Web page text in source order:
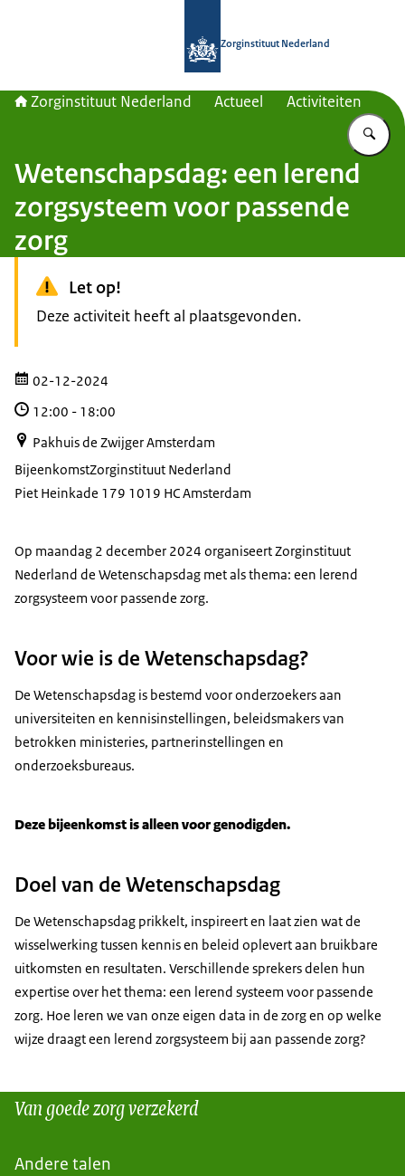
Zorginstituut Nederland
Zorginstituut Nederland Actueel Activiteiten
Wetenschapsdag: een lerend
zorgsysteem voor passende
zorg
Let op!
Deze activiteit heeft al plaatsgevonden.
02-12-2024
12:00 - 18:00
Pakhuis de Zwijger Amsterdam
BijeenkomstZorginstituut Nederland
Piet Heinkade 179 1019 HC Amsterdam
Op maandag 2 december 2024 organiseert Zorginstituut
Nederland de Wetenschapsdag met als thema: een lerend
zorgsysteem voor passende zorg.
Voor wie is de Wetenschapsdag?
De Wetenschapsdag is bestemd voor onderzoekers aan
universiteiten en kennisinstellingen, beleidsmakers van
betrokken ministeries, partnerinstellingen en
onderzoeksbureaus.
Deze bijeenkomst is alleen voor genodigden.
Doel van de Wetenschapsdag
De Wetenschapsdag prikkelt, inspireert en laat zien wat de
wisselwerking tussen kennis en beleid oplevert aan bruikbare
uitkomsten en resultaten. Verschillende sprekers delen hun
expertise over het thema: een lerend systeem voor passende
zorg. Hoe leren we van onze eigen data in de zorg en op welke
wijze draagt een lerend zorgsysteem bij aan passende zorg?
Van goede zorg verzekerd
Andere talen